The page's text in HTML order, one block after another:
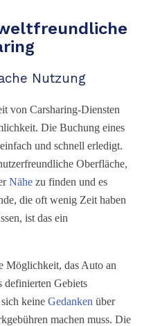
Nutzung
von Carsharing-Diensten
Die Buchung eines
und schnell erledigt.
Oberfläche,
Nähe zu finden und es
die oft wenig Zeit haben
ist das ein
Möglichkeit, das Auto an
definierten Gebiets
keine Gedanken über
machen muss. Die